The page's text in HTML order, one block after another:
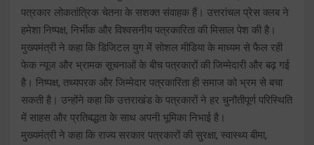
पत्रकार लोकतांत्रिक चेतना के सशक्त संवाहक हैं। उत्तरांचल प्रेस क्लब ने
हमेशा निष्पक्ष, निर्भीक और विश्वसनीय पत्रकारिता की मिसाल पेश की है।
मुख्यमंत्री ने कहा कि डिजिटल युग में सोशल मीडिया के माध्यम से फैल रही
फेक न्यूज और भ्रामक सूचनाओं के बीच पत्रकारों की जिम्मेदारी और बढ़ गई
है। निष्पक्ष, तथ्यपरक और जिम्मेदार पत्रकारिता ही समाज को भ्रम से बचा
सकती है। उन्होंने कहा कि उत्तराखंड के पत्रकारों ने हर चुनौतीपूर्ण परिस्थिति
में साहस और प्रतिबद्धता के साथ अपनी भूमिका निभाई है।
मुख्यमंत्री ने कहा कि राज्य सरकार पत्रकारों की सुरक्षा, स्वास्थ्य बीमा,